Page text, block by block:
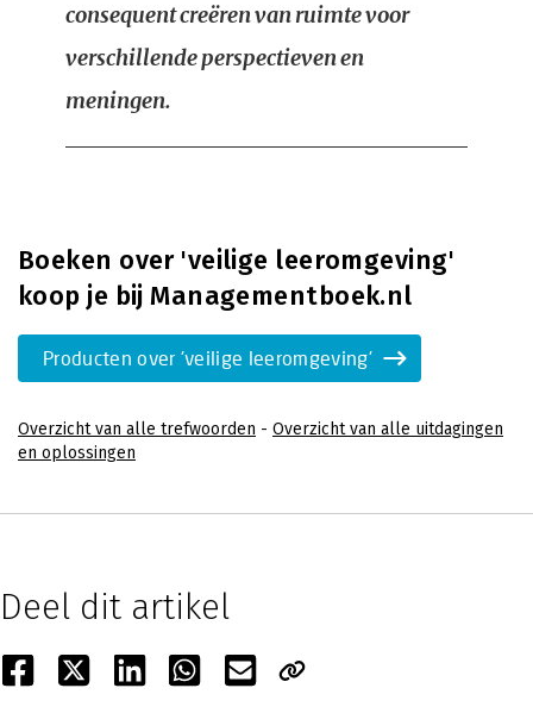
consequent creëren van ruimte voor
verschillende perspectieven en
meningen.
Boeken over 'veilige leeromgeving'
koop je bij Managementboek.nl
Producten over 'veilige leeromgeving'
Overzicht van alle trefwoorden - Overzicht van alle uitdagingen
en oplossingen
Deel dit artikel